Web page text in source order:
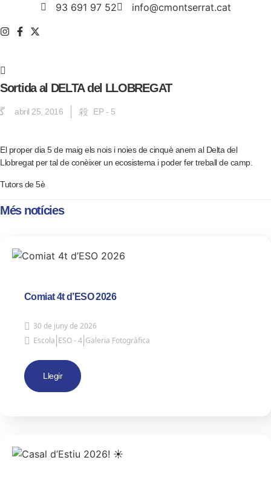
contingut
93 691 97 52 info@cmontserrat.cat
Sortida al DELTA del LLOBREGAT
abril 25, 2016 EP - 5
El proper dia 5 de maig els nois i noies de cinquè anem al Delta del
Llobregat per tal de conèixer un ecosistema i poder fer treball de camp.
Tutors de 5è
Més notícies
Comiat 4t d’ESO 2026
30 de juny de 2026
Escola ESO - 4 Galeria Fotogràfica
Llegir